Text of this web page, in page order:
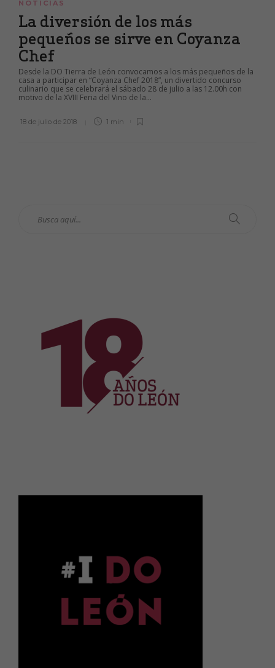
NOTICIAS
La diversión de los más
pequeños se sirve en Coyanza
Chef
Desde la DO Tierra de León convocamos a los más pequeños de la
casa a participar en “Coyanza Chef 2018”, un divertido concurso
culinario que se celebrará el sábado 28 de julio a las 12.00h con
motivo de la XVIII Feria del Vino de la...
18 de julio de 2018 1 min